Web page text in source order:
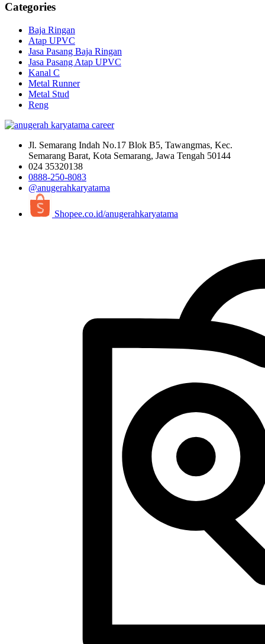
Categories
Baja Ringan
Atap UPVC
Jasa Pasang Baja Ringan
Jasa Pasang Atap UPVC
Kanal C
Metal Runner
Metal Stud
Reng
Jl. Semarang Indah No.17 Blok B5, Tawangmas, Kec.
Semarang Barat, Kota Semarang, Jawa Tengah 50144
024 35320138
0888-250-8083
@anugerahkaryatama
Shopee.co.id/anugerahkaryatama